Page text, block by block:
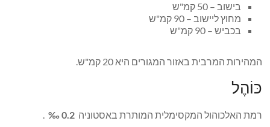
בישוב – 50 קמ"ש
מחוץ ליישוב – 90 קמ"ש
בכביש – 90 קמ"ש
המהירות המרבית באזור המגורים היא 20 קמ"ש.
כּוֹהֶל
רמת האלכוהול המקסימלית המותרת באסטוניה0.2 ‰
.